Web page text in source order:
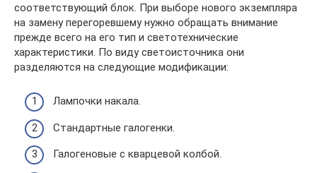
соответствующий блок. При выборе нового экземпляра
на замену перегоревшему нужно обращать внимание
прежде всего на его тип и светотехнические
хаpaктеристики. По виду светоисточника они
разделяются на следующие модификации:
Лампочки накала.
Стандартные галогенки.
Галогеновые с кварцевой колбой.